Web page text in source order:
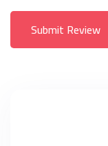
Submit Review